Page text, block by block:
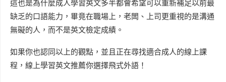
這也是為什麼成人學習英文多半都會希望可以重新補足以前最
缺乏的口語能力，畢竟在職場上，老闆、上司更重視的是溝通
無礙的人，而不是英文檢定成績。
如果你也認同以上的觀點，並且正在尋找適合成人的線上課
程，線上學習英文推薦你選擇飛式外語！